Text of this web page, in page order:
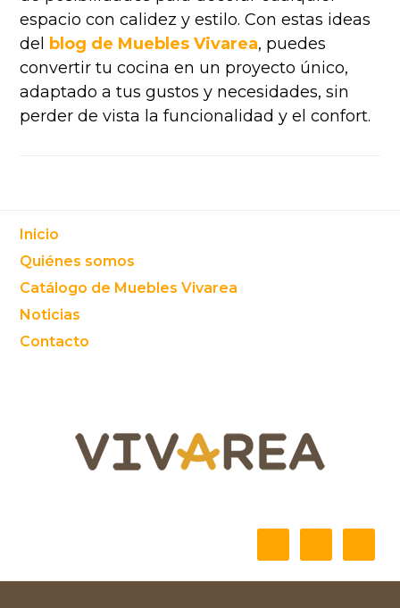
espacio con calidez y estilo. Con estas ideas
del
blog de Muebles Vivarea, puedes
convertir tu cocina en un proyecto único,
adaptado a tus gustos y necesidades, sin
perder de vista la funcionalidad y el confort.
Footer
Inicio
Quiénes somos
Catálogo de Muebles Vivarea
Noticias
Contacto